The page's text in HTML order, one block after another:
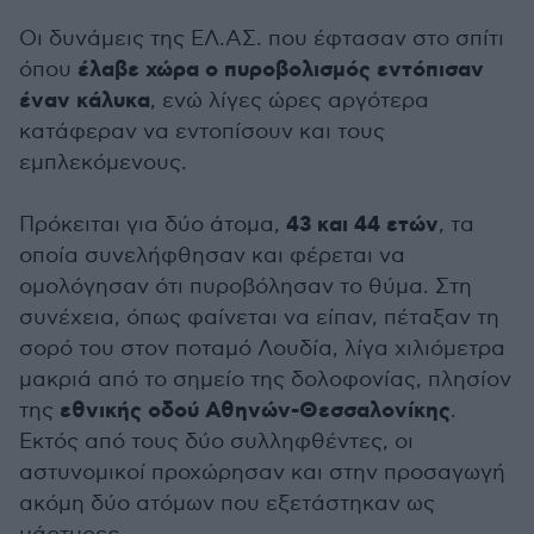
Οι δυνάμεις της ΕΛ.ΑΣ. που έφτασαν στο σπίτι
όπου έλαβε χώρα ο πυροβολισμός εντόπισαν
έναν κάλυκα, ενώ λίγες ώρες αργότερα
κατάφεραν να εντοπίσουν και τους
εμπλεκόμενους.
Πρόκειται για δύο άτομα, 43 και 44 ετών, τα
οποία συνελήφθησαν και φέρεται να
ομολόγησαν ότι πυροβόλησαν το θύμα. Στη
συνέχεια, όπως φαίνεται να είπαν, πέταξαν τη
σορό του στον ποταμό Λουδία, λίγα χιλιόμετρα
μακριά από το σημείο της δολοφονίας, πλησίον
της εθνικής οδού Αθηνών-Θεσσαλονίκης.
Εκτός από τους δύο συλληφθέντες, οι
αστυνομικοί προχώρησαν και στην προσαγωγή
ακόμη δύο ατόμων που εξετάστηκαν ως